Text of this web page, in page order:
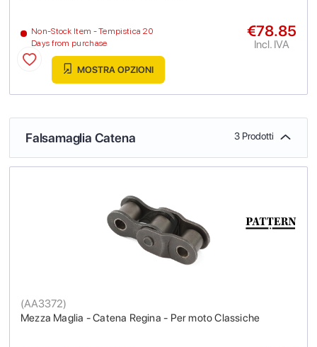
Non-Stock Item - Tempistica 20
Days from purchase
€78.85
Incl. IVA
MOSTRA OPZIONI
Falsamaglia Catena 3 Prodotti
Mezza Maglia - Catena Regina - Per moto Classiche
(AA3372)